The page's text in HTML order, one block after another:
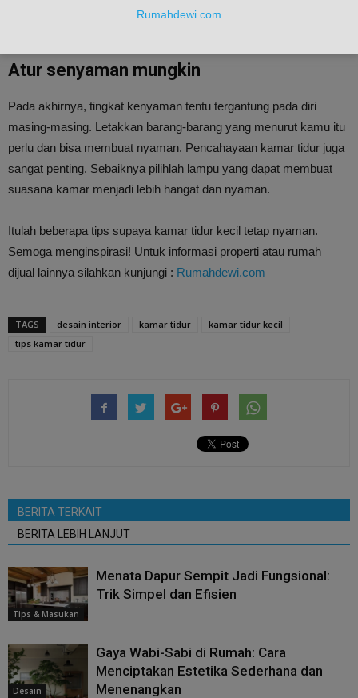
Atur senyaman mungkin
Pada akhirnya, tingkat kenyaman tentu tergantung pada diri
masing-masing. Letakkan barang-barang yang menurut kamu itu
perlu dan bisa membuat nyaman. Pencahayaan kamar tidur juga
sangat penting. Sebaiknya pilihlah lampu yang dapat membuat
suasana kamar menjadi lebih hangat dan nyaman.
Itulah beberapa tips supaya kamar tidur kecil tetap nyaman.
Semoga menginspirasi! Untuk informasi properti atau rumah
dijual lainnya silahkan kunjungi : Rumahdewi.com
TAGS desain interior kamar tidur
kamar tidur kecil
tips kamar tidur
BERITA TERKAIT
BERITA LEBIH LANJUT
Tips & Masukan
Menata Dapur Sempit Jadi Fungsional:
Trik Simpel dan Efisien
Desain
Gaya Wabi-Sabi di Rumah: Cara
Menciptakan Estetika Sederhana dan
Menenangkan
Rumahdewi.com